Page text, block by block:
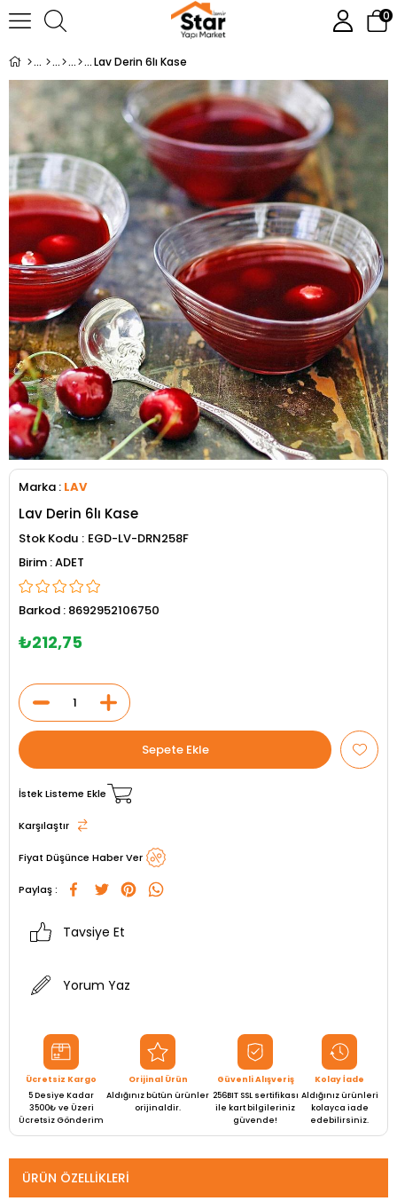
0
Lav Derin 6lı Kase
Marka : LAV
Lav Derin 6lı Kase
Stok Kodu
EGD-LV-DRN258F
ADET
Barkod : 8692952106750
₺212,75
İstek Listeme Ekle
Karşılaştır
Fiyat Düşünce Haber Ver
Paylaş :
Tavsiye Et
Yorum Yaz
Ücretsiz Kargo
5 Desiye Kadar
3500₺ ve Üzeri
Ücretsiz Gönderim
Orijinal Ürün
Aldığınız bütün ürünler
orijinaldir.
Güvenli Alışveriş
256BIT SSL sertifikası
ile kart bilgileriniz
güvende!
Kolay İade
Aldığınız ürünleri
kolayca iade
edebilirsiniz.
ÜRÜN ÖZELLIKLERI